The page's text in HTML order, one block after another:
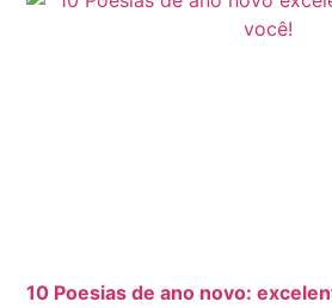
10 Poesias de ano novo: